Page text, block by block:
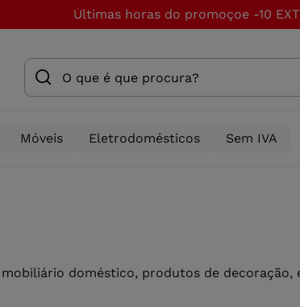
Últimas horas do promoçoe -10
Móveis Eletrodomésticos Sem IVA
doméstico, produtos de